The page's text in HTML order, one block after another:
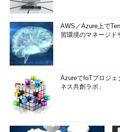
（1）タブをマウスでクリックしたままド
する。
（2）タブの列から切り離し、別の場所で
ップする。ドロップ先がIEのタブ列の場所な
そのIEのタブの1つとして組み込まれる。ドロ
先がタブの場所でなければ、それは独立した
ンドウになる。
（3）ドラッグ中は、タブとその内容のウ
ドウだけが表示される。
（4）このあたりにドロップすると、その
タブがIEのウィンドウに変化する。
（5）独立したIEのウィンドウなので、ウ
ドウのタイトル・バーやツールなども追加で
（6）独立したIEのウィンドウなので、こ
AWS／Azure上で
習環境のマネージド
AzureでIoTプロジェ
ネス共創ラボ」